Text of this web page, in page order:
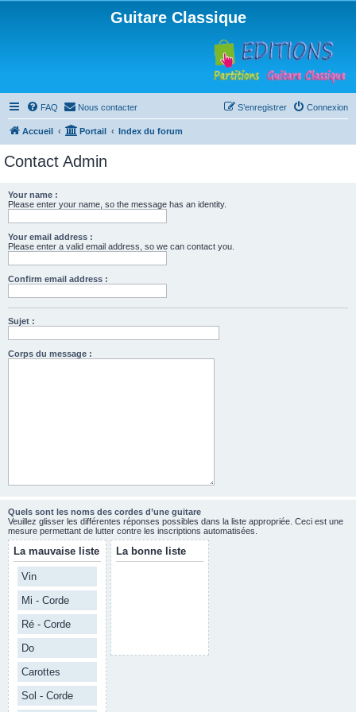
Guitare Classique
FAQ Nous contacter Connexion
S’enregistrer
Accueil Portail Index du forum
Contact Admin
Your name :
Please enter your name, so the message has an identity.
Your email address :
Please enter a valid email address, so we can contact you.
Confirm email address :
Sujet :
Corps du message :
Quels sont les noms des cordes d’une guitare
Veuillez glisser les différentes réponses possibles dans la liste appropriée. Ceci est une
mesure permettant de lutter contre les inscriptions automatisées.
La mauvaise liste
Vin
Mi - Corde
Ré - Corde
Do
Carottes
Sol - Corde
La bonne liste